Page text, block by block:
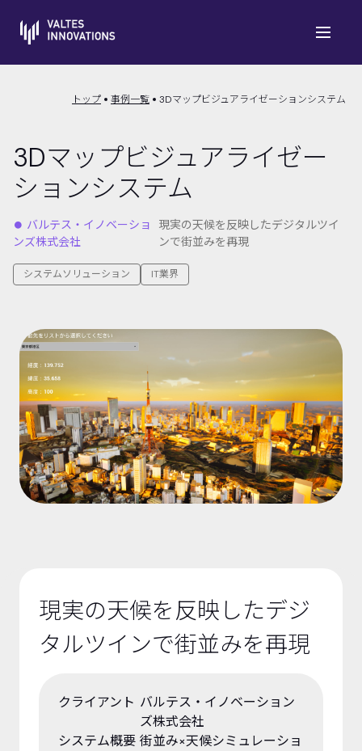
トップ 事例一覧 3Dマップビジュアライゼーションシステム
3Dマップビジュアライゼー
ションシステム
⏺︎ バルテス・イノベーショ
ンズ株式会社
現実の天候を反映したデジタルツイ
ンで街並みを再現
システムソリューション IT業界
現実の天候を反映したデジ
タルツインで街並みを再現
クライアント バルテス・イノベーション
ズ株式会社
システム概要 街並み×天候シミュレーショ